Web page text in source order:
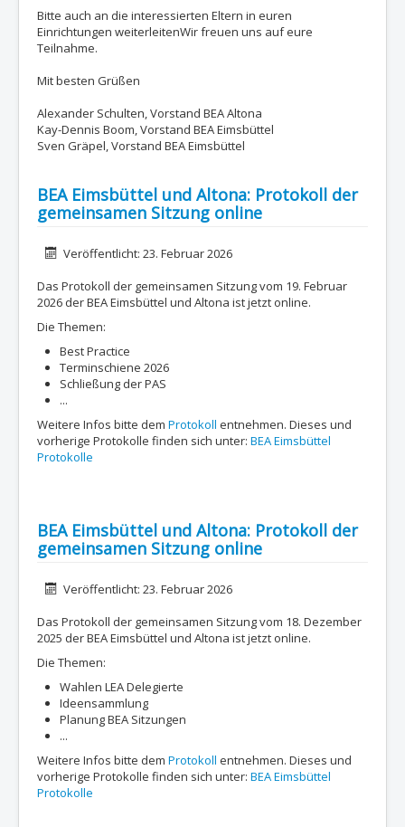
Bitte auch an die interessierten Eltern in euren
Einrichtungen weiterleitenWir freuen uns auf eure
Teilnahme.
Mit besten Grüßen
Alexander Schulten, Vorstand BEA Altona
Kay-Dennis Boom, Vorstand BEA Eimsbüttel
Sven Gräpel, Vorstand BEA Eimsbüttel
BEA Eimsbüttel und Altona: Protokoll der
gemeinsamen Sitzung online
DetailsVeröffentlicht: 23. Februar 2026
Das Protokoll der gemeinsamen Sitzung vom 19. Februar
2026 der BEA Eimsbüttel und Altona ist jetzt online.
Die Themen:
Best Practice
Terminschiene 2026
Schließung der PAS
...
Weitere Infos bitte dem Protokoll entnehmen. Dieses und
vorherige Protokolle finden sich unter: BEA Eimsbüttel
Protokolle
BEA Eimsbüttel und Altona: Protokoll der
gemeinsamen Sitzung online
DetailsVeröffentlicht: 23. Februar 2026
Das Protokoll der gemeinsamen Sitzung vom 18. Dezember
2025 der BEA Eimsbüttel und Altona ist jetzt online.
Die Themen:
Wahlen LEA Delegierte
Ideensammlung
Planung BEA Sitzungen
...
Weitere Infos bitte dem Protokoll entnehmen. Dieses und
vorherige Protokolle finden sich unter: BEA Eimsbüttel
Protokolle